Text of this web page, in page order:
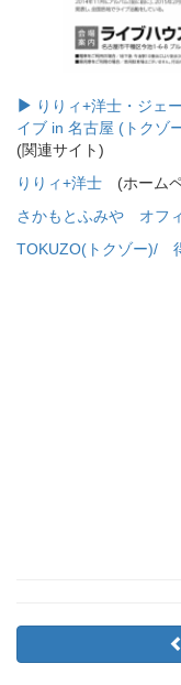
りりィ+洋士・ジェ
イブ in 名古屋 (トク
(関連サイト)
りりィ+洋士 (ホーム
さかもとふみや オフ
TOKUZO(トクゾー)/